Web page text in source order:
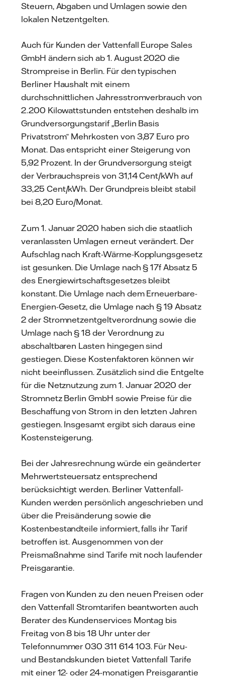
Steuern, Abgaben und Umlagen sowie den
lokalen Netzentgelten.
Auch für Kunden der Vattenfall Europe Sales
GmbH ändern sich ab 1. August 2020 die
Strompreise in Berlin. Für den typischen
Berliner Haushalt mit einem
durchschnittlichen Jahresstromverbrauch von
2.200 Kilowattstunden entstehen deshalb im
Grundversorgungstarif „Berlin Basis
Privatstrom“ Mehrkosten von 3,87 Euro pro
Monat. Das entspricht einer Steigerung von
5,92 Prozent. In der Grundversorgung steigt
der Verbrauchspreis von 31,14 Cent/kWh auf
33,25 Cent/kWh. Der Grundpreis bleibt stabil
bei 8,20 Euro/Monat.
Zum 1. Januar 2020 haben sich die staatlich
veranlassten Umlagen erneut verändert. Der
Aufschlag nach Kraft-Wärme-Kopplungsgesetz
ist gesunken. Die Umlage nach § 17f Absatz 5
des Energiewirtschaftsgesetzes bleibt
konstant. Die Umlage nach dem Erneuerbare-
Energien-Gesetz, die Umlage nach § 19 Absatz
2 der Stromnetzentgeltverordnung sowie die
Umlage nach § 18 der Verordnung zu
abschaltbaren Lasten hingegen sind
gestiegen. Diese Kostenfaktoren können wir
nicht beeinflussen. Zusätzlich sind die Entgelte
für die Netznutzung zum 1. Januar 2020 der
Stromnetz Berlin ­GmbH sowie Preise für die
Beschaffung von Strom in den letzten Jahren
gestiegen. Insgesamt ergibt sich daraus eine
Kostensteigerung.
Bei der Jahresrechnung würde ein geänderter
Mehrwertsteuersatz entsprechend
berücksichtigt werden. Berliner Vattenfall-
Kunden werden persönlich angeschrieben und
über die Preisänderung sowie die
Kostenbestandteile informiert, falls ihr Tarif
betroffen ist. Ausgenommen von der
Preismaßnahme sind Tarife mit noch laufender
Preisgarantie.
Fragen von Kunden zu den neuen Preisen oder
den Vattenfall Stromtarifen beantworten auch
Berater des Kundenservices Montag bis
Freitag von 8 bis 18 Uhr unter der
Telefonnummer 030 311 614 103. Für Neu-
und Bestandskunden bietet Vattenfall Tarife
mit einer 12- oder 24-monatigen Preisgarantie